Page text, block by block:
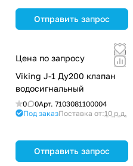
Отправить запрос
Цена по запросу
Viking J-1 Ду200 клапан
водосигнальный
0 0Арт. 7103081100004
Под заказПоставка от:10 р.д.
Отправить запрос